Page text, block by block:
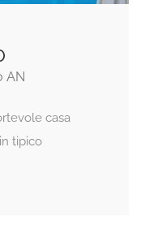
AN
casa
tipico